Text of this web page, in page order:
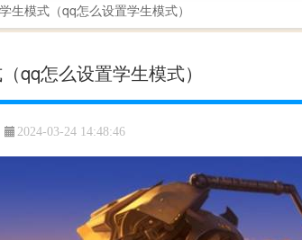
生模式（qq怎么设置学生模式）
qq怎么设置学生模式）
2024-03-24 14:48:46